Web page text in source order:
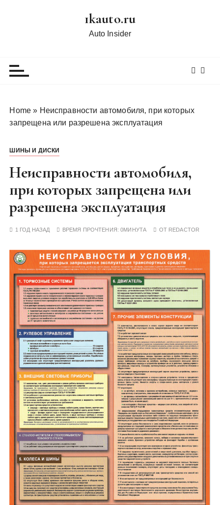
1kauto.ru
Auto Insider
Home » Неисправности автомобиля‚ при которых
запрещена или разрешена эксплуатация
ШИНЫ И ДИСКИ
Неисправности автомобиля‚
при которых запрещена или
разрешена эксплуатация
1 ГОД НАЗАД ВРЕМЯ ПРОЧТЕНИЯ:0МИНУТА ОТ REDACTOR